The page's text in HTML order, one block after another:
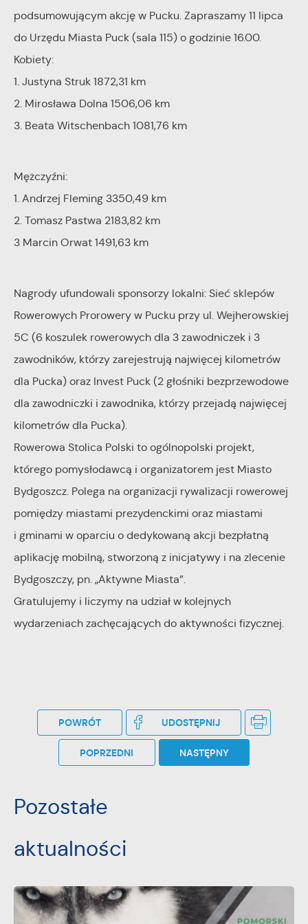
podsumowującym akcję w Pucku. Zapraszamy 11 lipca
do Urzędu Miasta Puck (sala 115) o godzinie 16.00.
Kobiety:
1. Justyna Struk 1872,31 km
2. Mirosława Dolna 1506,06 km
3. Beata Witschenbach 1081,76 km
Mężczyźni:
1. Andrzej Fleming 3350,49 km
2. Tomasz Pastwa 2183,82 km
3 Marcin Orwat 1491,63 km
Nagrody ufundowali sponsorzy lokalni: Sieć sklepów
Rowerowych Prorowery w Pucku przy ul. Wejherowskiej
5C (6 koszulek rowerowych dla 3 zawodniczek i 3
zawodników, którzy zarejestrują najwięcej kilometrów
dla Pucka) oraz Invest Puck (2 głośniki bezprzewodowe
dla zawodniczki i zawodnika, którzy przejadą najwięcej
kilometrów dla Pucka).
Rowerowa Stolica Polski to ogólnopolski projekt,
którego pomysłodawcą i organizatorem jest Miasto
Bydgoszcz. Polega na organizacji rywalizacji rowerowej
pomiędzy miastami prezydenckimi oraz miastami
i gminami w oparciu o dedykowaną akcji bezpłatną
aplikację mobilną, stworzoną z inicjatywy i na zlecenie
Bydgoszczy, pn. „Aktywne Miasta”.
Gratulujemy i liczymy na udział w kolejnych
wydarzeniach zachęcających do aktywności fizycznej.
POWRÓT UDOSTĘPNIJ
POPRZEDNI NASTĘPNY
Pozostałe
aktualności